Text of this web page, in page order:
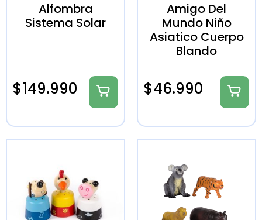
Alfombra
Sistema Solar
$149.990
Amigo Del
Mundo Niño
Asiatico Cuerpo
Blando
$46.990